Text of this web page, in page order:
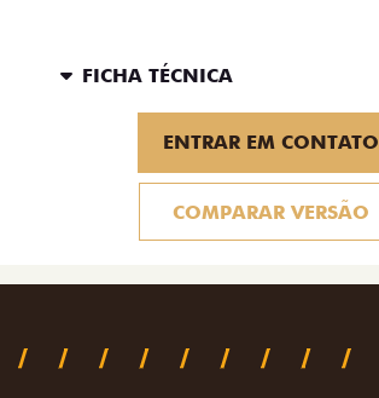
FICHA TÉCNICA
ENTRAR EM CONTATO
COMPARAR VERSÃO